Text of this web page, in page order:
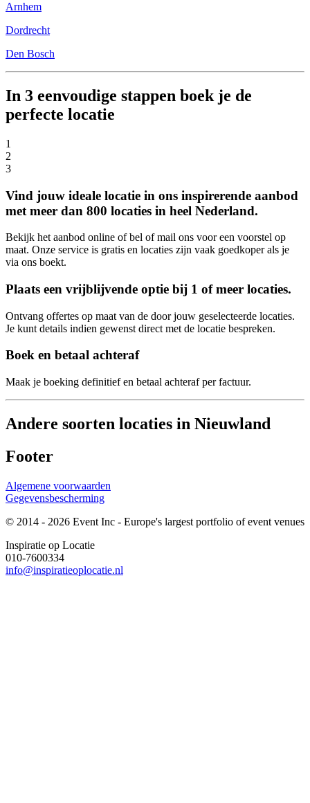
Arnhem
Dordrecht
Den Bosch
In 3 eenvoudige stappen boek je de
perfecte locatie
1
2
3
Vind jouw ideale locatie in ons inspirerende aanbod
met meer dan 800 locaties in heel Nederland.
Bekijk het aanbod online of bel of mail ons voor een voorstel op
maat. Onze service is gratis en locaties zijn vaak goedkoper als je
via ons boekt.
Plaats een vrijblijvende optie bij 1 of meer locaties.
Ontvang offertes op maat van de door jouw geselecteerde locaties.
Je kunt details indien gewenst direct met de locatie bespreken.
Boek en betaal achteraf
Maak je boeking definitief en betaal achteraf per factuur.
Andere soorten locaties in Nieuwland
Footer
Algemene voorwaarden
Gegevensbescherming
© 2014 - 2026 Event Inc - Europe's largest portfolio of event venues
Inspiratie op Locatie
010-7600334
info@inspiratieoplocatie.nl